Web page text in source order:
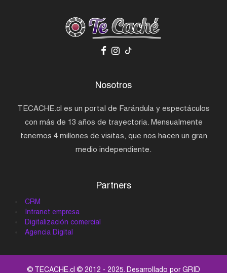
Nosotros
TECACHE.cl es un portal de Farándula y espectáculos
con más de 13 años de trayectoria. Mensualmente
tenemos 4 millones de visitas, que nos hacen un gran
medio independiente.
Partners
CRM
Intranet empresa
Digitalización comercial
Agencia Digital
© TECACHE.cl © 2012 - 2025. Desarrollado porGRID